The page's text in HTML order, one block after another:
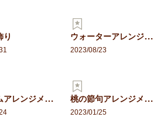
り ウォーターアレンジ 枯れな…
2023/08/23
フレームアレンジメント 桃の節句アレンジメント
2023/01/25